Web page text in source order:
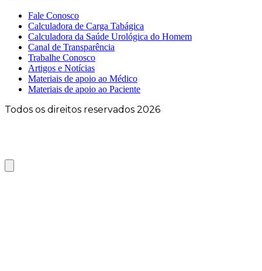
Fale Conosco
Calculadora de Carga Tabágica
Calculadora da Saúde Urológica do Homem
Canal de Transparência
Trabalhe Conosco
Artigos e Notícias
Materiais de apoio ao Médico
Materiais de apoio ao Paciente
Todos os direitos reservados 2026